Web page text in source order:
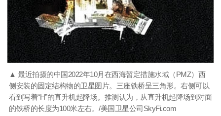
▲ 最近拍摄的中国2022年10月在西海暂定措施水域（PMZ）西
侧安装的固定结构物的卫星图片。三座铁桥呈三角形。右侧可以
看到写着“H”的直升机起降场。推测认为，从直升机起降场到对面
的铁桥的长度为100米左右。/美国卫星公司SkyFi.com